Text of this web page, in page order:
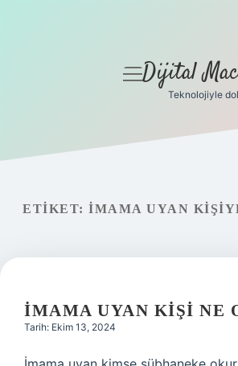
Gizlilik Politikası
menüyü
Dijital
Teknolojiyle
ETIKET: İMAMA UYAN
İMAMA UYAN KIŞI NE
Tarih: Ekim 13, 2024